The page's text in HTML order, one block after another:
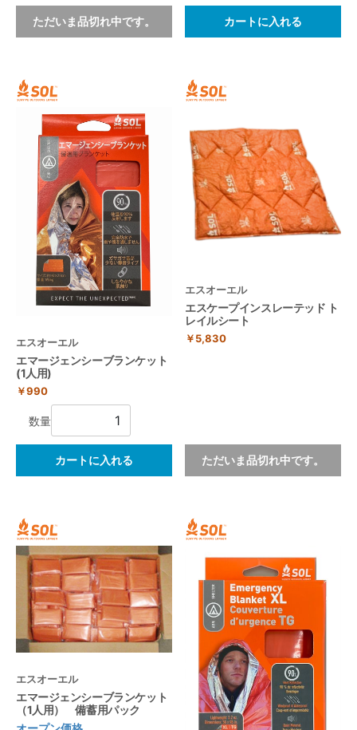
ただいま品切れ中です。 カートに入れる
エスオーエル
エマージェンシーブランケット
(1人用)
￥990
数量
カートに入れる
エスオーエル
エスケープインスレーテッド ト
レイルシート
￥5,830
ただいま品切れ中です。
エスオーエル
エマージェンシーブランケット
（1人用） 備蓄用パック